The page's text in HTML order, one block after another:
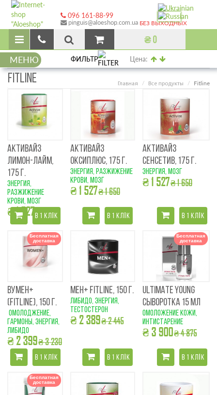
096 161-88-99
pinguis@aloeshop.com.ua БЕЗ ВЫХОДНЫХ
₴ 0
МЕНЮ ФИЛЬТР Цена:
FITLINE Главная Все продукты Fitline
АКТИВАЙЗ
ЛИМОН-ЛАЙМ,
175 Г.
энергия,
разжижение
крови, мозг
₴ 1 527 ₴ 1 650
В 1 КЛІК
АКТИВАЙЗ
ОКСИПЛЮС, 175 Г.
энергия, разжижение
крови, мозг
₴ 1 527₴ 1 650
В 1 КЛІК
АКТИВАЙЗ
СЕНСЕТИВ, 175 Г.
энергия, мозг
₴ 1 527₴ 1 650
В 1 КЛІК
Бесплатная
доставка
ВУМЕН+
(FITLINE), 150 Г.
омолоджение,
гармоны, энергия,
либидо
₴ 2 399₴ 3 230
В 1 КЛІК
МЕН+ FITLINE, 150 Г.
либидо, энергия,
тестостерон
₴ 2 389₴ 2 445
В 1 КЛІК
Бесплатная
доставка
ULTIMATE YOUNG
СЫВОРОТКА 15 МЛ
омоложение кожи,
интистарение
₴ 3 900₴ 4 875
В 1 КЛІК
Бесплатная
доставка